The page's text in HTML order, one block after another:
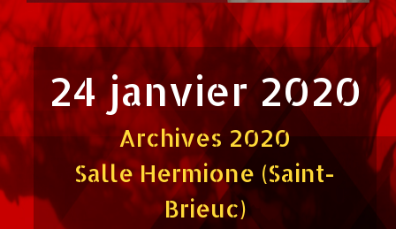
24 janvier 2020
Archives 2020
Salle Hermione (Saint-
Brieuc)